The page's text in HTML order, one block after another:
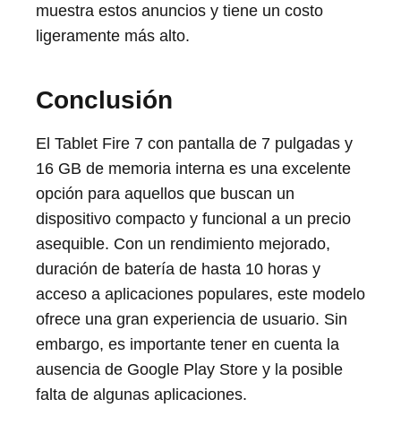
muestra estos anuncios y tiene un costo
ligeramente más alto.
Conclusión
El Tablet Fire 7 con pantalla de 7 pulgadas y
16 GB de memoria interna es una excelente
opción para aquellos que buscan un
dispositivo compacto y funcional a un precio
asequible. Con un rendimiento mejorado,
duración de batería de hasta 10 horas y
acceso a aplicaciones populares, este modelo
ofrece una gran experiencia de usuario. Sin
embargo, es importante tener en cuenta la
ausencia de Google Play Store y la posible
falta de algunas aplicaciones.